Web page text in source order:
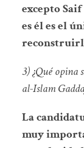
excepto
es él es el
3) ¿Qué opina
al-Islam
La
muy